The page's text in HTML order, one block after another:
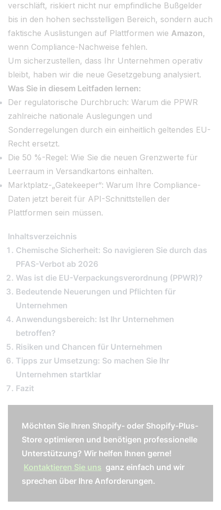
verschläft, riskiert nicht nur empfindliche Bußgelder
bis in den hohen sechsstelligen Bereich, sondern auch
faktische Auslistungen auf Plattformen wie Amazon,
wenn Compliance-Nachweise fehlen.
Um sicherzustellen, dass Ihr Unternehmen operativ
bleibt, haben wir die neue Gesetzgebung analysiert.
Was Sie in diesem Leitfaden lernen:
Der regulatorische Durchbruch: Warum die PPWR
zahlreiche nationale Auslegungen und
Sonderregelungen durch ein einheitlich geltendes EU-
Recht ersetzt.
Die 50 %-Regel: Wie Sie die neuen Grenzwerte für
Leerraum in Versandkartons einhalten.
Marktplatz-„Gatekeeper“: Warum Ihre Compliance-
Daten jetzt bereit für API-Schnittstellen der
Plattformen sein müssen.
Inhaltsverzeichnis
Chemische Sicherheit: So navigieren Sie durch das
PFAS-Verbot ab 2026
Was ist die EU-Verpackungsverordnung (PPWR)?
Bedeutende Neuerungen und Pflichten für
Unternehmen
Anwendungsbereich: Ist Ihr Unternehmen
betroffen?
Risiken und Chancen für Unternehmen
Tipps zur Umsetzung: So machen Sie Ihr
Unternehmen startklar
Fazit
Möchten Sie Ihren Shopify- oder Shopify-Plus-
Store optimieren und benötigen professionelle
Unterstützung? Wir helfen Ihnen gerne!
Kontaktieren Sie uns ganz einfach und wir
sprechen über Ihre Anforderungen.